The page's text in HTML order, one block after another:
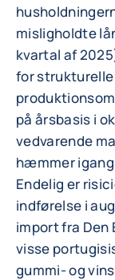
misligholdte
kvartal af
for
på årsbasis i
vedvarende
hæmmer
Endelig er
indførelse i
import fra
visse
gummi- og